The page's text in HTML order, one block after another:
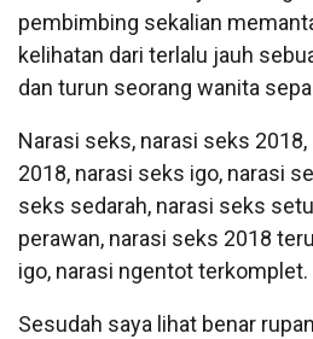
pembimbing sekalian
kelihatan dari terlalu jauh
dan turun seorang wanita
Narasi seks, narasi seks
2018, narasi seks igo, narasi
seks sedarah, narasi seks
perawan, narasi seks 2018
igo, narasi ngentot terkomplet.
Sesudah saya lihat benar